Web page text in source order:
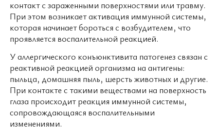
контакт с зараженными поверхностями или травму.
При этом возникает активация иммунной системы,
которая начинает бороться с возбудителем, что
проявляется воспалительной реакцией.
У аллергического конъюнктивита патогенез связан с
реактивной реакцией организма на антигены:
пыльца, домашняя пыль, шерсть животных и другие.
При контакте с такими веществами на поверхность
глаза происходит реакция иммунной системы,
сопровождающаяся воспалительными
изменениями.